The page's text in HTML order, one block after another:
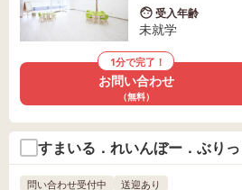
受入年齢
未就学
1分で完了！
お問い合わせ
（無料）
すまいる．れいんぼー．ぶり
問い合わせ受付中 送迎あり